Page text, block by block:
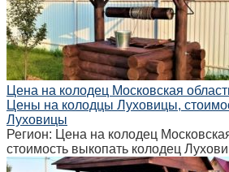
Цена на колодец Московская
Цены на колодцы Луховицы,
Луховицы
Регион: Цена на колодец
стоимость выкопать колодец